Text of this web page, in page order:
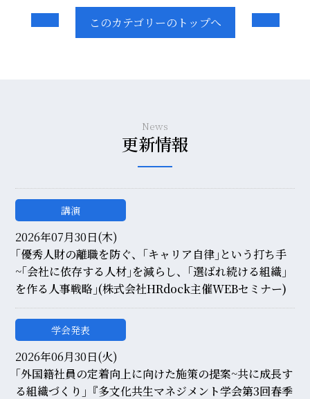
このカテゴリーのトップへ
News
更新情報
講演
2026年07月30日(木)
｢優秀人財の離職を防ぐ、｢キャリア自律｣という打ち手
~｢会社に依存する人材｣を減らし、｢選ばれ続ける組織｣
を作る人事戦略｣(株式会社HRdock主催WEBセミナー)
学会発表
2026年06月30日(火)
｢外国籍社員の定着向上に向けた施策の提案~共に成長す
る組織づくり｣『多文化共生マネジメント学会第3回春季